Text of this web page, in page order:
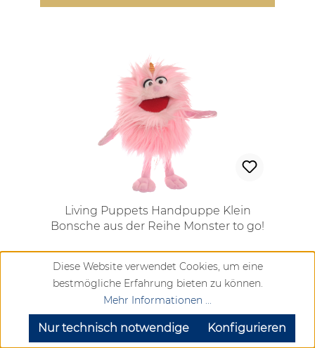
Living Puppets Handpuppe Klein
Bonsche aus der Reihe Monster to go!
Regulärer Preis:
18,95 €
Vergleichen
Diese Website verwendet Cookies, um eine
bestmögliche Erfahrung bieten zu können.
Mehr Informationen ...
Nur technisch notwendige Konfigurieren
SEHR GUT (4.72 / 5)
aus904Bewertungen bei: google.com, trustedshops.de, shopvote.de ⓘ
Informationen zur Echtheit der Bewertungen